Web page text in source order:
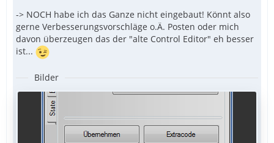
-> NOCH habe ich das Ganze nicht eingebaut! Könnt also
gerne Verbesserungsvorschläge o.Ä. Posten oder mich
davon überzeugen das der "alte Control Editor" eh besser
ist...
Bilder